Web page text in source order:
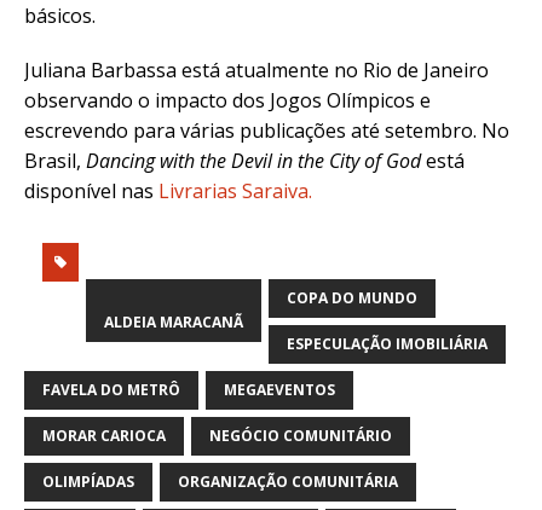
básicos.
Juliana Barbassa está atualmente no Rio de Janeiro
observando o impacto dos Jogos Olímpicos e
escrevendo para várias publicações até setembro. No
Brasil, Dancing with the Devil in the City of Godestá
disponível nas Livrarias Saraiva.
ALDEIA MARACANÃ
COPA DO MUNDO
ESPECULAÇÃO IMOBILIÁRIA
FAVELA DO METRÔ MEGAEVENTOS
MORAR CARIOCA NEGÓCIO COMUNITÁRIO
OLIMPÍADAS ORGANIZAÇÃO COMUNITÁRIA